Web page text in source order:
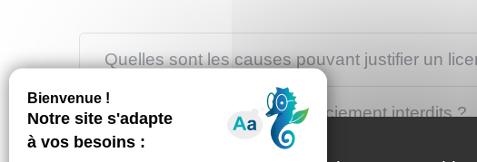
Quelles sont les causes pouvant justifier un
Existe-t-il des motifs de licenciement interdits ?